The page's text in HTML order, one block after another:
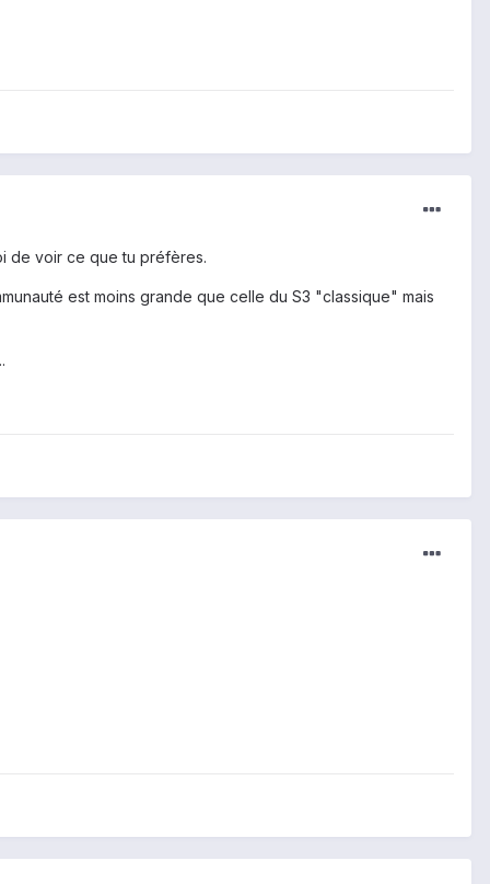
de voir ce que tu préfères.
est moins grande que celle du S3 "classique" mais